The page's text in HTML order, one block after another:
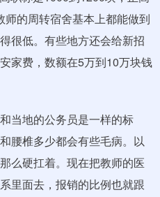
的周转宿舍基本上都能做到
很低。有些地方还会给新招
家费，数额在5万到10万块钱
当地的公务员是一样的标
腰椎多少都会有些毛病。以
么硬扛着。现在把教师的医
里面去，报销的比例也就跟